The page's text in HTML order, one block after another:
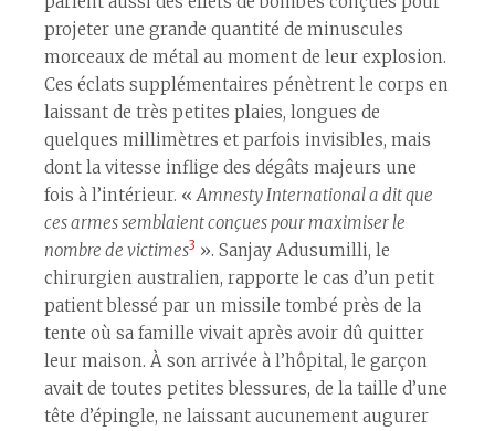
projeter une grande quantité de minuscules
morceaux de métal au moment de leur explosion.
Ces éclats supplémentaires pénètrent le corps en
laissant de très petites plaies, longues de
quelques millimètres et parfois invisibles, mais
dont la vitesse inflige des dégâts majeurs une
fois à l’intérieur. «Amnesty International a dit que
ces armes semblaient conçues pour maximiser le
nombre de victimes3 ». Sanjay Adusumilli, le
chirurgien australien, rapporte le cas d’un petit
patient blessé par un missile tombé près de la
tente où sa famille vivait après avoir dû quitter
leur maison. À son arrivée à l’hôpital, le garçon
avait de toutes petites blessures, de la taille d’une
tête d’épingle, ne laissant aucunement augurer